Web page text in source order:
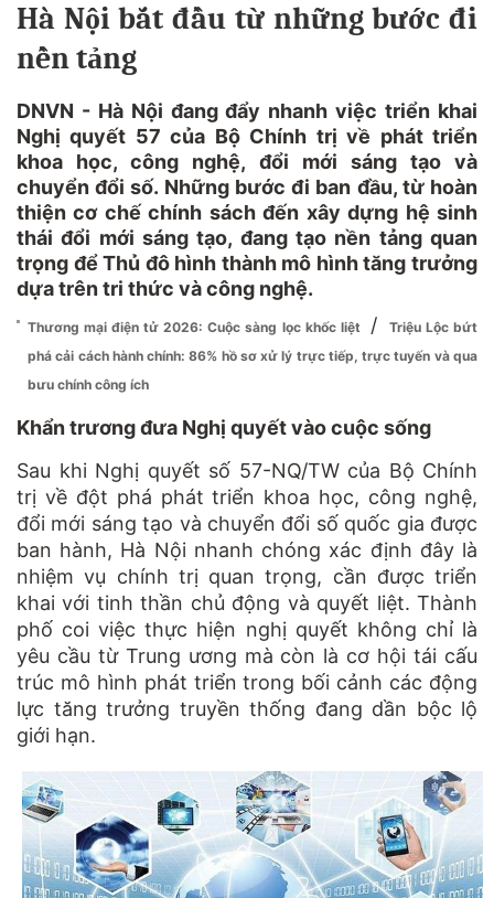
Hà Nội bắt đầu từ những bước đi
nền tảng
DNVN - Hà Nội đang đẩy nhanh việc triển khai
Nghị quyết 57 của Bộ Chính trị về phát triển
khoa học, công nghệ, đổi mới sáng tạo và
chuyển đổi số. Những bước đi ban đầu, từ hoàn
thiện cơ chế chính sách đến xây dựng hệ sinh
thái đổi mới sáng tạo, đang tạo nền tảng quan
trọng để Thủ đô hình thành mô hình tăng trưởng
dựa trên tri thức và công nghệ.
Thương mại điện tử 2026: Cuộc sàng lọc khốc liệt /
Triệu Lộc bứt
phá cải cách hành chính: 86% hồ sơ xử lý trực tiếp, trực tuyến và qua
bưu chính công ích
Khẩn trương đưa Nghị quyết vào cuộc sống
Sau khi Nghị quyết số 57-NQ/TW của Bộ Chính
trị về đột phá phát triển khoa học, công nghệ,
đổi mới sáng tạo và chuyển đổi số quốc gia được
ban hành, Hà Nội nhanh chóng xác định đây là
nhiệm vụ chính trị quan trọng, cần được triển
khai với tinh thần chủ động và quyết liệt. Thành
phố coi việc thực hiện nghị quyết không chỉ là
yêu cầu từ Trung ương mà còn là cơ hội tái cấu
trúc mô hình phát triển trong bối cảnh các động
lực tăng trưởng truyền thống đang dần bộc lộ
giới hạn.